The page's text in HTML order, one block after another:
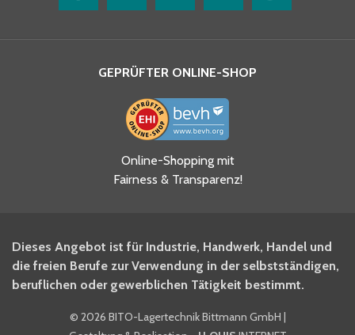
Ja, ich habe die
Datenschutzhinweise gelesen
und akzeptiere diese.
BITO Newsletter Fachwissen
Intralogistiker anmelden.
Ja, ich möchte mich für den
GEPRÜFTER ONLINE-SHOP
Online-Shopping mit
Fairness & Transparenz!
Dieses Angebot ist für Industrie, Handwerk, Handel und
die freien Berufe zur Verwendung in der selbstständigen,
beruflichen oder gewerblichen Tätigkeit bestimmt.
© 2026 BITO-Lagertechnik Bittmann GmbH |